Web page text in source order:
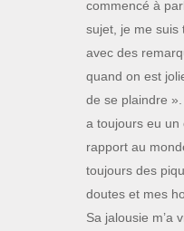
commencé à
sujet, je me suis
avec des
quand on est
de se plaindre ».
a toujours eu un
rapport au
toujours des
doutes et mes
Sa jalousie m’a